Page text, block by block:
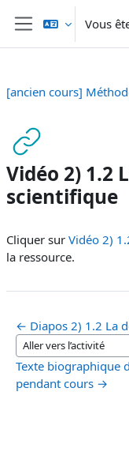
Passer au contenu
Panneau latéral
Vous
Vidéo 2) 1.2
scientifique
Cliquer sur Vidéo 2)
la ressource.
← Diapos 2) 1.2 La
Aller vers l’activité
Texte biographique
pendant cours →